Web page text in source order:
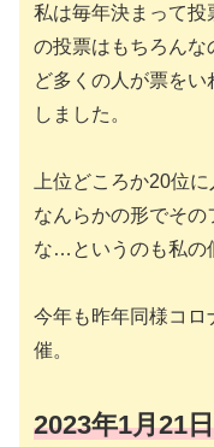
私は毎年決まって投
の投票はもちろんな
ど多くの人が票を
しました。
上位どころか20位
なんらかの形でそ
な…というのも私の
今年も昨年同様コロ
催。
2023年1月21